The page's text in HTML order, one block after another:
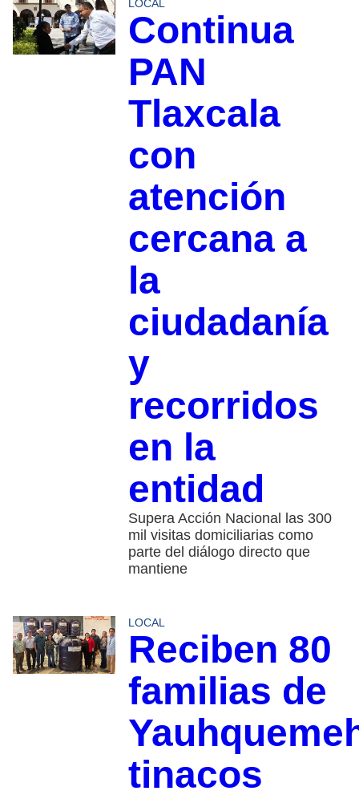
LOCAL
Continua
PAN
Tlaxcala
con
atención
cercana a
la
ciudadanía
y
recorridos
en la
entidad
Supera Acción Nacional las 300
mil visitas domiciliarias como
parte del diálogo directo que
mantiene
LOCAL
Reciben 80
familias de
tinacos